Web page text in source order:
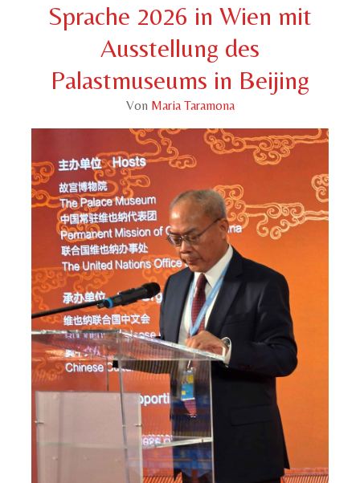
Sprache 2026 in Wien mit
Ausstellung des
Palastmuseums in Beijing
Von Maria Taramona